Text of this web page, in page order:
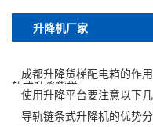
升降机厂家
成都升降货梯配电箱的作
轨式升降货梯
使用升降平台要注意以下几
导轨链条式升降机的优势